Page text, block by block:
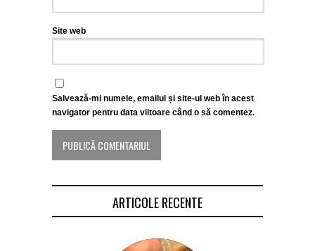
Site web
Salvează-mi numele, emailul și site-ul web în acest
navigator pentru data viitoare când o să comentez.
ARTICOLE RECENTE